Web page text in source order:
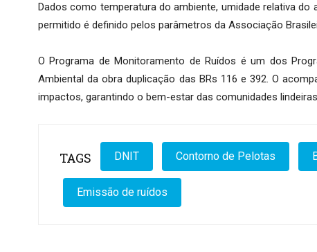
Dados como temperatura do ambiente, umidade relativa
permitido é definido pelos parâmetros da Associação
O Programa de Monitoramento de Ruídos é um dos
Ambiental da obra duplicação das BRs 116 e 392. O
impactos, garantindo o bem-estar das comunidades
TAGS DNIT Contorno de Pelotas
Emissão de ruídos